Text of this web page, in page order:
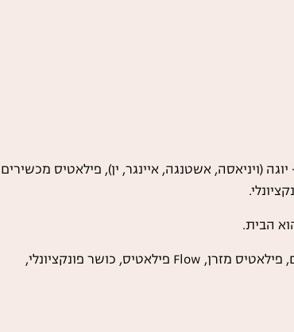
שלושה חללים לתנועה - יוגה (ויניאסה, אשטנגה, איינגר, ין), פילאטיס מכשירים
הבית.
יוגה (ויניאסה, אשטנגה, איינגר, ין), פילאטיס מכשירים, פילאטיס מזרן, Flow פילאטיס, כושר פונקציונלי,